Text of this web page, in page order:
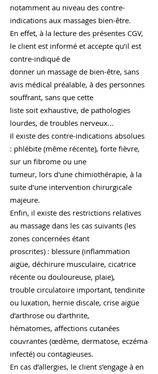
notamment au niveau des contre-
indications aux massages bien-être.
En effet, à la lecture des présentes CGV,
le client est informé et accepte qu’il est
contre-indiqué de
donner un massage de bien-être, sans
avis médical préalable, à des personnes
souffrant, sans que cette
liste soit exhaustive, de pathologies
lourdes, de troubles nerveux...
Il existe des contre-indications absolues
: phlébite (même récente), forte fièvre,
sur un fibrome ou une
tumeur, lors d'une chimiothérapie, à la
suite d'une intervention chirurgicale
majeure.
Enfin, il existe des restrictions relatives
au massage dans les cas suivants (les
zones concernées étant
proscrites) : blessure (inflammation
aigüe, déchirure musculaire, cicatrice
récente ou douloureuse, plaie),
trouble circulatoire important, tendinite
ou luxation, hernie discale, crise aigüe
d’arthrose ou d’arthrite,
hématomes, affections cutanées
couvrantes (œdème, dermatose, eczéma
infecté) ou contagieuses.
En cas d’allergies, le client s’engage à en